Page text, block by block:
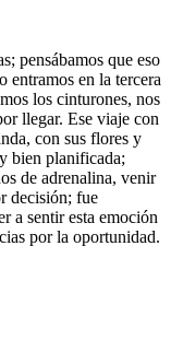
pensábamos que eso
entramos en la tercera
los cinturones, nos
llegar. Ese viaje con
con sus flores y
bien planificada;
de adrenalina, venir
decisión; fue
a sentir esta emoción
por la oportunidad.